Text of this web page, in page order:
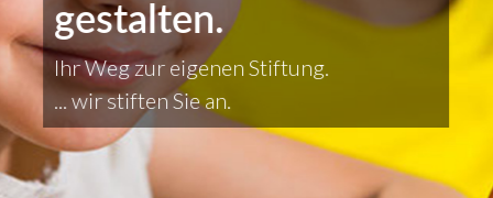
gestalten.
Ihr Weg zur eigenen Stiftung.
... wir stiften Sie an.